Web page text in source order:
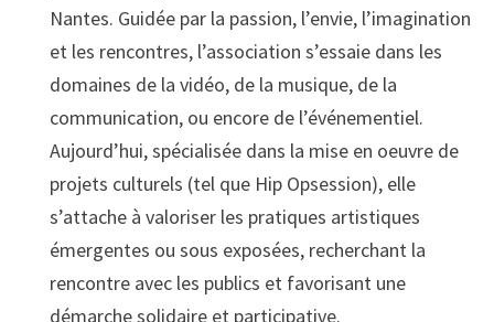
Nantes. Guidée par la passion, l’envie, l’imagination
et les rencontres, l’association s’essaie dans les
domaines de la vidéo, de la musique, de la
communication, ou encore de l’événementiel.
Aujourd’hui, spécialisée dans la mise en oeuvre de
projets culturels (tel que Hip Opsession), elle
s’attache à valoriser les pratiques artistiques
émergentes ou sous exposées, recherchant la
rencontre avec les publics et favorisant une
démarche solidaire et participative.